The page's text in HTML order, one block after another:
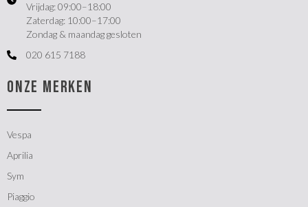
Vrijdag: 09:00–18:00
Zaterdag: 10:00–17:00
Zondag & maandag gesloten
020 615 7188
ONZE MERKEN
Vespa
Aprilia
Sym
Piaggio